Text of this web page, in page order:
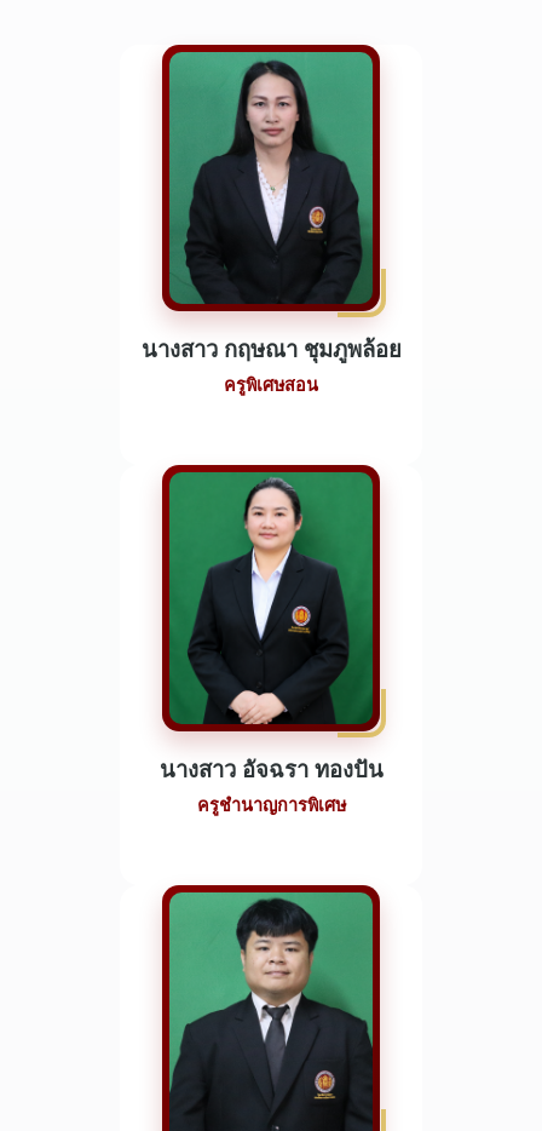
นางสาว กฤษณา ชุมภูพล้อย
ครูพิเศษสอน
นางสาว อัจฉรา ทองปัน
ครูชำนาญการพิเศษ